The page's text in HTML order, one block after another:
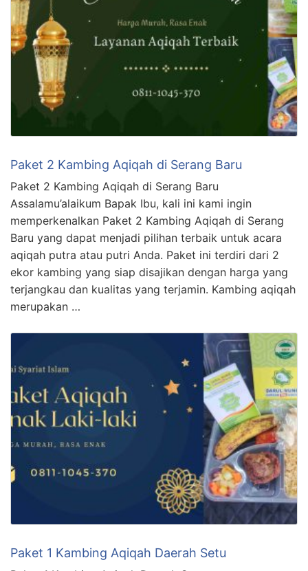
Paket 2 Kambing Aqiqah di Serang Baru
Paket 2 Kambing Aqiqah di Serang Baru
Assalamu’alaikum Bapak Ibu, kali ini kami ingin
memperkenalkan Paket 2 Kambing Aqiqah di Serang
Baru yang dapat menjadi pilihan terbaik untuk acara
aqiqah putra atau putri Anda. Paket ini terdiri dari 2
ekor kambing yang siap disajikan dengan harga yang
terjangkau dan kualitas yang terjamin. Kambing aqiqah
merupakan …
Paket 1 Kambing Aqiqah Daerah Setu